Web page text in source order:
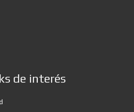
de interés